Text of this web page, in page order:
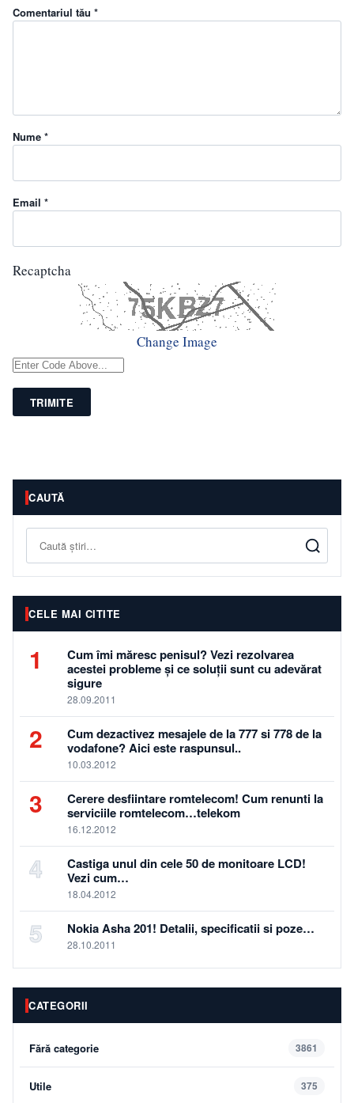
Comentariul tău *
Nume *
Email *
Recaptcha
Change Image
TRIMITE
CAUTĂ
Caută
CELE MAI CITITE
1
Cum îmi măresc penisul? Vezi rezolvarea
acestei probleme și ce soluții sunt cu adevărat
sigure
28.09.2011
2
Cum dezactivez mesajele de la 777 si 778 de la
vodafone? Aici este raspunsul..
10.03.2012
3
Cerere desfiintare romtelecom! Cum renunti la
serviciile romtelecom…telekom
16.12.2012
4
Castiga unul din cele 50 de monitoare LCD!
Vezi cum…
18.04.2012
5 Nokia Asha 201! Detalii, specificatii si poze…
28.10.2011
CATEGORII
Fără categorie 3861
Utile 375